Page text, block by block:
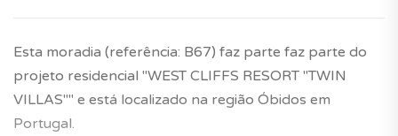
*As características, preços e imagens/fotos do imóvel
têm carácter informativo e não dispensa a visita ao
Esta moradia (referência: B67) faz parte faz parte do
projeto residencial "WEST CLIFFS RESORT "TWIN
VILLAS"" e está localizado na região Óbidos em
Portugal.